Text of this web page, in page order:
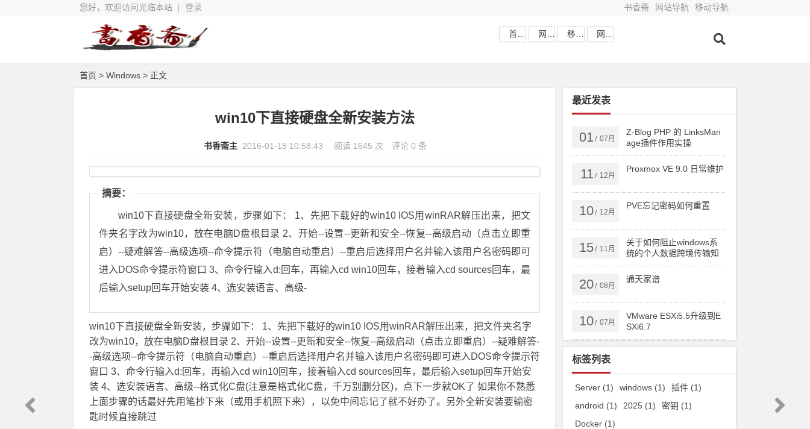
您好，欢迎访问光临本站 | 登录 书香斋 网站导航 移动导航
首页 > Windows > 正文
win10下直接硬盘全新安装方法
书香斋主 2016-01-18 10:58:43 阅读 1645 次 评论 0 条
摘要：
win10下直接硬盘全新安装，步骤如下： 1、先把下载好的win10 IOS用winRAR解压出来，把文
件夹名字改为win10，放在电脑D盘根目录 2、开始--设置--更新和安全--恢复--高级启动（点击立即重
启）--疑难解答--高级选项--命令提示符（电脑自动重启）--重启后选择用户名并输入该用户名密码即可
进入DOS命令提示符窗口 3、命令行输入d:回车，再输入cd win10回车，接着输入cd sources回车，最
后输入setup回车开始安装 4、选安装语言、高级-
win10下直接硬盘全新安装，步骤如下： 1、先把下载好的win10 IOS用winRAR解压出来，把文件夹名字
改为win10，放在电脑D盘根目录 2、开始--设置--更新和安全--恢复--高级启动（点击立即重启）--疑难解答-
-高级选项--命令提示符（电脑自动重启）--重启后选择用户名并输入该用户名密码即可进入DOS命令提示符
窗口 3、命令行输入d:回车，再输入cd win10回车，接着输入cd sources回车，最后输入setup回车开始安
装 4、选安装语言、高级--格式化C盘(注意是格式化C盘，千万别删分区)，点下一步就OK了 如果你不熟悉
上面步骤的话最好先用笔抄下来（或用手机照下来），以免中间忘记了就不好办了。另外全新安装要输密
匙时候直接跳过
最近发表
01 / 07月
Z-Blog PHP 的 LinksMan
age插件作用实操
11 / 12月
Proxmox VE 9.0 日常维护
10/ 12月
PVE忘记密码如何重置
15/ 11月
关于如何阻止windows系
统的个人数据跨境传输知
识分享
20/ 08月
通天家谱
10/ 07月
VMware ESXi5.5升级到E
SXi6.7
标签列表
Server (1) windows (1) 插件 (1)
android (1) 2025 (1) 密钥 (1)
Docker (1)